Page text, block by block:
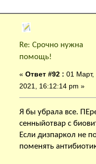
Re: Срочно нужна
помощь!
« Ответ #92 : 01 Март,
2021, 16:12:14 pm »
Я бы убрала все.
сенныйотвар с
Если дизпаркол не
поменять